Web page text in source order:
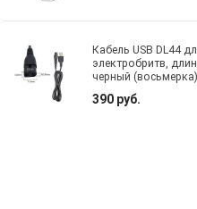
Кабель USB DL44
электробритв,
черный (восьмерка)
390 руб.